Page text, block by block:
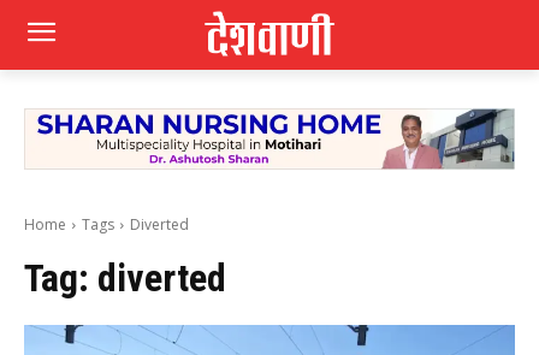
Home Tags Diverted
Tag: diverted